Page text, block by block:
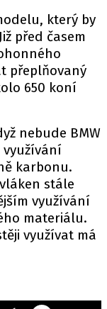
který by
před časem
přeplňovaný
650 koní
nebude BMW
využívání
karbonu.
stále
využívání
materiálu.
využívat má